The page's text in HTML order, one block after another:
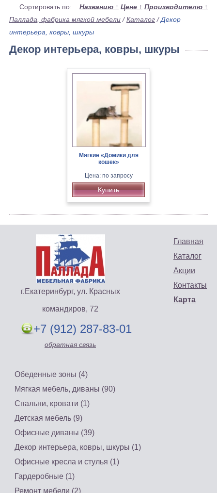
Сортировать по: Названию ↑ Цене ↑ Производителю ↑
Паллада, фабрика мягкой мебели /Каталог /Декор
интерьера, ковры, шкуры
Декор интерьера, ковры, шкуры
Мягкие «Домики для
кошек»
Цена: по запросу
Купить
Главная
Каталог
Акции
Контакты
Карта
г.Екатеринбург, ул. Красных
командиров, 72
+7 (912) 287-83-01
обратная связь
Обеденные зоны (4)
Мягкая мебель, диваны (90)
Спальни, кровати (1)
Детская мебель (9)
Офисные диваны (39)
Декор интерьера, ковры, шкуры (1)
Офисные кресла и стулья (1)
Гардеробные (1)
Ремонт мебели (2)